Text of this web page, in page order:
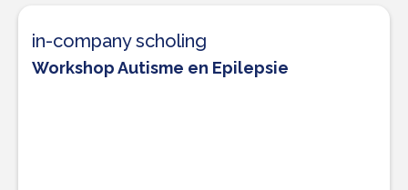
in-company scholing
Workshop Autisme en Epilepsie